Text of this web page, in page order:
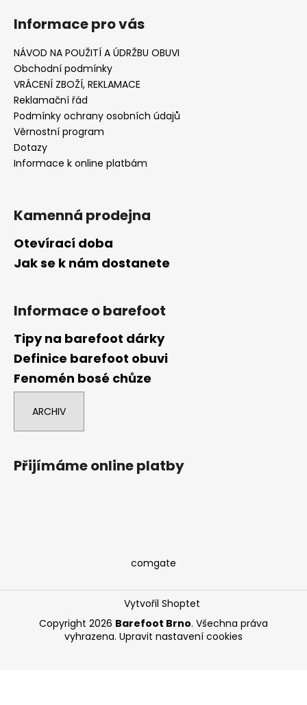
Informace pro vás
NÁVOD NA POUŽITÍ A ÚDRŽBU OBUVI
Obchodní podmínky
VRÁCENÍ ZBOŽÍ, REKLAMACE
Reklamační řád
Podmínky ochrany osobních údajů
Věrnostní program
Dotazy
Informace k online platbám
Kamenná prodejna
Otevírací doba
Jak se k nám dostanete
Informace o barefoot
Tipy na barefoot dárky
Definice barefoot obuvi
Fenomén bosé chůze
ARCHIV
Přijímáme online platby
comgate
Vytvořil Shoptet
Copyright 2026 Barefoot Brno. Všechna práva
vyhrazena. Upravit nastavení cookies